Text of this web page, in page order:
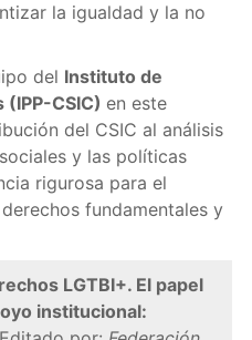
la igualdad y la no
del Instituto de
(IPP-CSIC) en este
del CSIC al análisis
y las políticas
rigurosa para el
fundamentales y
LGTBI+. El papel
institucional: